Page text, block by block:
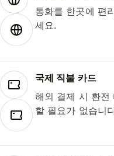
통화를 한곳에 편
세요.
국제 직불 카드
해외 결제 시 환전
할 필요가 없습니